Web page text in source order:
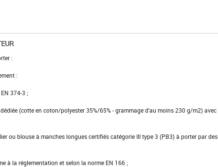
:
:
374-3 ;
(cotte en coton/polyester 35%/65% - grammage d'au moins 230 g/m2) avec
ou blouse à manches longues certifiés catégorie III type 3 (PB3) à porter par
à la réglementation et selon la norme EN 166 ;